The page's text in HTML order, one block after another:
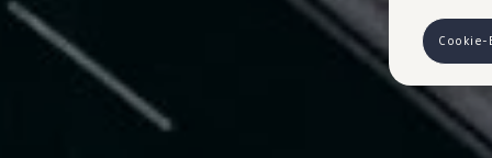
finden
Hinweis
Ihrem
VW
Cookie-